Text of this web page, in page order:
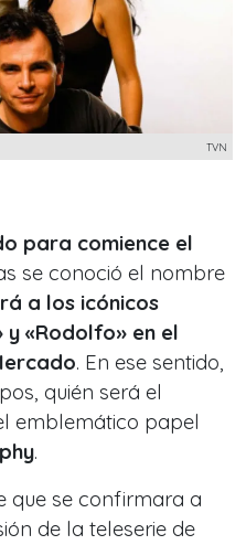
TVN
para comience el
se conoció el nombre
a los icónicos
y «Rodolfo» en el
. En ese sentido,
quién será el
emblemático papel
.
que se confirmara a
de la teleserie de